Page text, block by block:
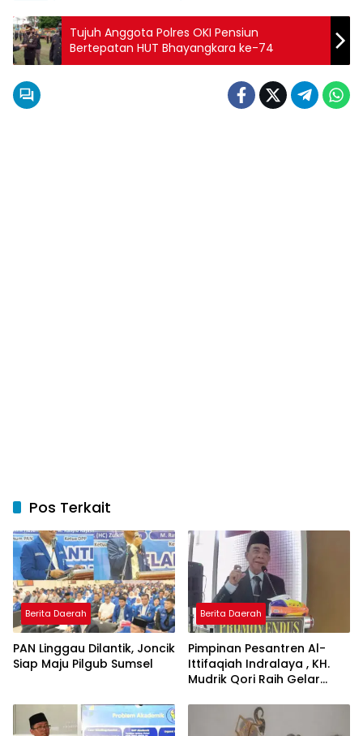
Tujuh Anggota Polres OKI Pensiun
Bertepatan HUT Bhayangkara ke-74
Pos Terkait
Berita Daerah
PAN Linggau Dilantik, Joncik
Siap Maju Pilgub Sumsel
Berita Daerah
Pimpinan Pesantren Al-
Ittifaqiah Indralaya , KH.
Mudrik Qori Raih Gelar
Model Pembelajaran
Nagham Al-Qur’an di UMM